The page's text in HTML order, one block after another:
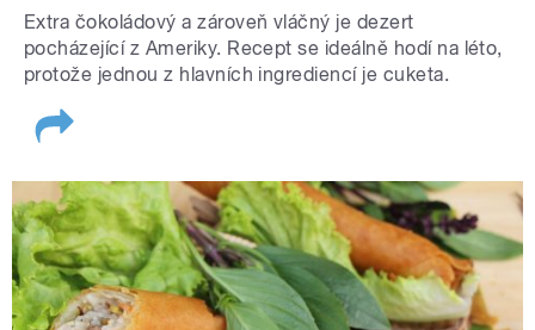
Extra čokoládový a zároveň vláčný je dezert
pocházející z Ameriky. Recept se ideálně hodí na léto,
protože jednou z hlavních ingrediencí je cuketa.